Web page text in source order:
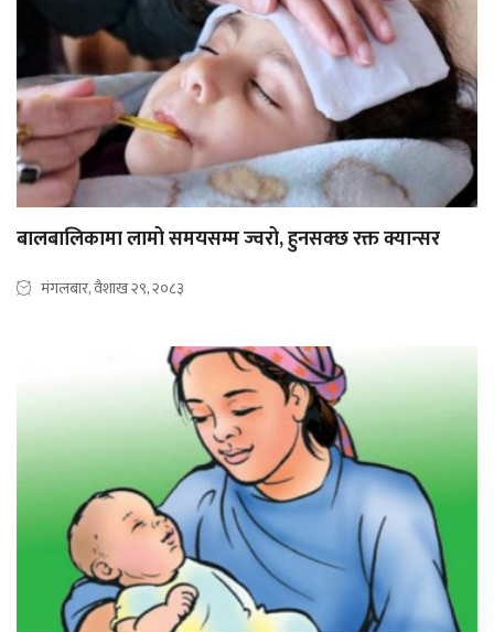
बालबालिकामा लामो समयसम्म ज्वरो, हुनसक्छ रक्त क्यान्सर
मंगलबार, वैशाख २९, २०८३